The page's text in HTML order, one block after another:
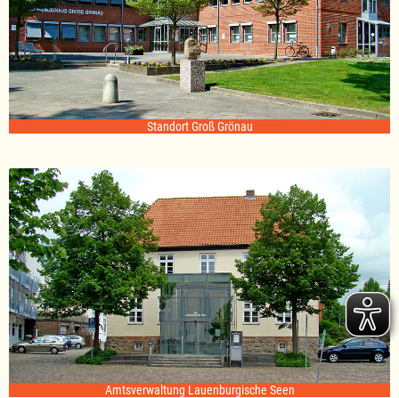
Standort Groß Grönau
Amtsverwaltung Lauenburgische Seen